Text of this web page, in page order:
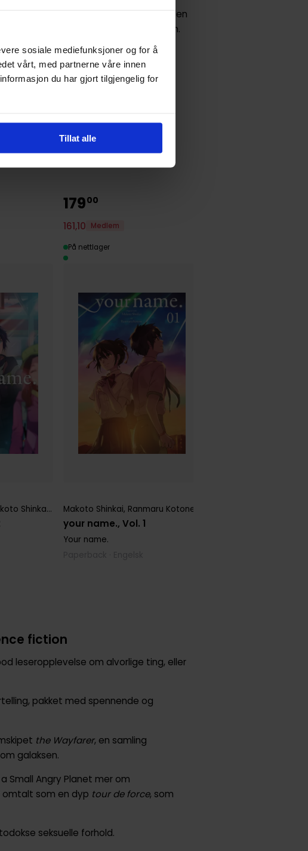
sosiale mediefunksjoner og for å
vårt, med partnerne våre innen
du har gjort tilgjengelig for
Tillat alle
umiddelbar klassiker som denne. Men
din.. Eh, samma det, bare les den.
EngelShinkai , Ranmaru Kotone,Taylor Engel
your name., Vol. 1
Makoto Shinkai, Ranmaru Kotone
Your name.
17900
161,10 Medlem
På nettlager
fiction
leseropplevelse om alvorlige ting, eller
pakket med spennende og
the Wayfarer, en samling
galaksen.
Small Angry Planet mer om
omtalt som en dyp tour de force, som
seksuelle forhold.